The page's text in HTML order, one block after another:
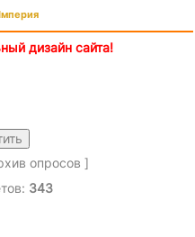
дизайн сайта!
опросов ]
343